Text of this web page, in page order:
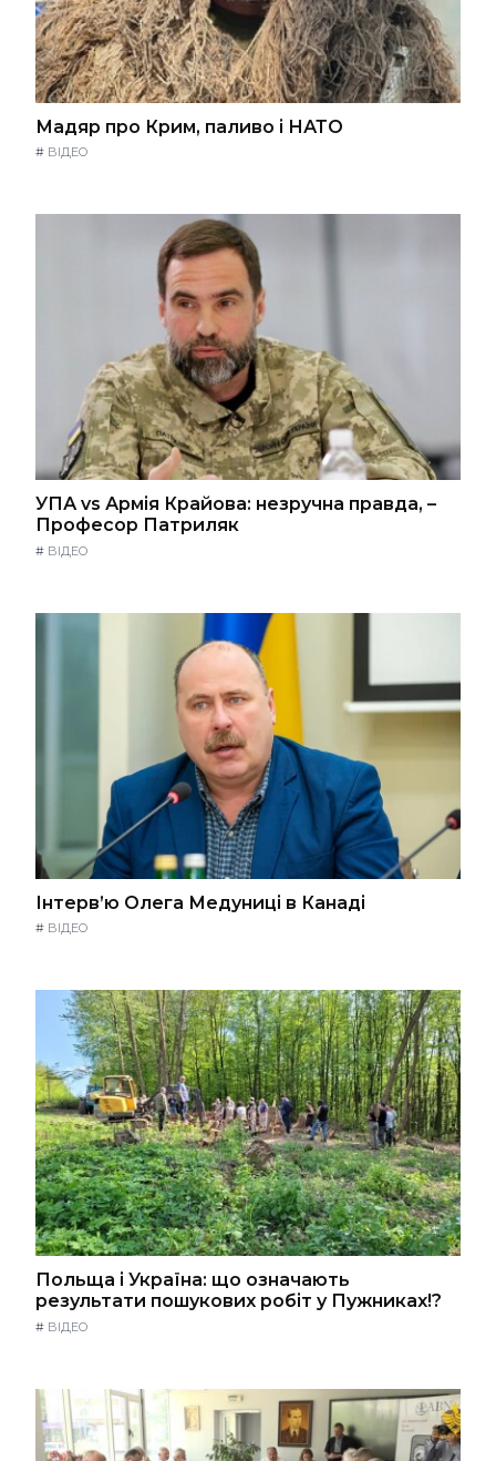
Мадяр про Крим, паливо і НАТО
# ВІДЕО
УПА vs Армія Крайова: незручна правда, –
Професор Патриляк
# ВІДЕО
Інтерв’ю Олега Медуниці в Канаді
# ВІДЕО
Польща і Україна: що означають
результати пошукових робіт у Пужниках!?
# ВІДЕО